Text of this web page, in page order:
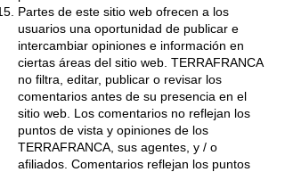
Partes de este sitio web ofrecen a los
usuarios una oportunidad de publicar e
intercambiar opiniones e información en
ciertas áreas del sitio web. TERRAFRANCA
no filtra, editar, publicar o revisar los
comentarios antes de su presencia en el
sitio web. Los comentarios no reflejan los
puntos de vista y opiniones de los
TERRAFRANCA, sus agentes, y / o
afiliados. Comentarios reflejan los puntos